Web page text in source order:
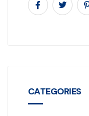
CATEGORIES